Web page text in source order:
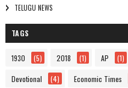
TELUGU NEWS
TAGS
1930 (5) 2018 (1) AP (1)
Devotional (4) Economic Times